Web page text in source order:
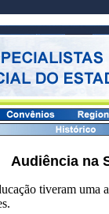
Audiência na
tiveram uma